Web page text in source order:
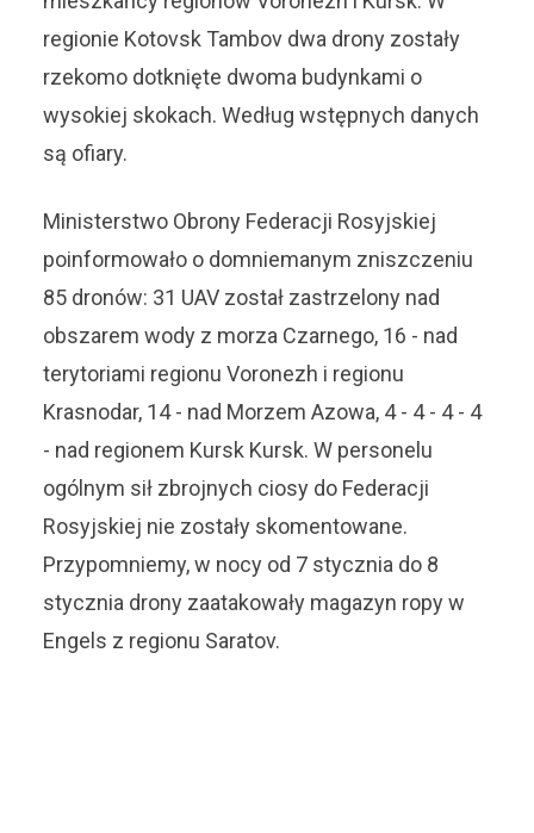
regionie Kotovsk Tambov dwa drony zostały
rzekomo dotknięte dwoma budynkami o
wysokiej skokach. Według wstępnych danych
są ofiary.
Ministerstwo Obrony Federacji Rosyjskiej
poinformowało o domniemanym zniszczeniu
85 dronów: 31 UAV został zastrzelony nad
obszarem wody z morza Czarnego, 16 - nad
terytoriami regionu Voronezh i regionu
Krasnodar, 14 - nad Morzem Azowa, 4 - 4 - 4 - 4
- nad regionem Kursk Kursk. W personelu
ogólnym sił zbrojnych ciosy do Federacji
Rosyjskiej nie zostały skomentowane.
Przypomniemy, w nocy od 7 stycznia do 8
stycznia drony zaatakowały magazyn ropy w
Engels z regionu Saratov.